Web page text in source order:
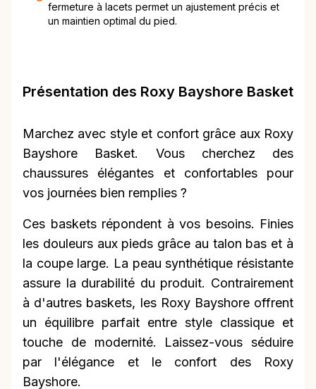
fermeture à lacets permet un ajustement précis et
un maintien optimal du pied.
Présentation des Roxy Bayshore Basket
Marchez avec style et confort grâce aux Roxy
Bayshore Basket. Vous cherchez des
chaussures élégantes et confortables pour
vos journées bien remplies ?
Ces baskets répondent à vos besoins. Finies
les douleurs aux pieds grâce au talon bas et à
la coupe large. La peau synthétique résistante
assure la durabilité du produit. Contrairement
à d'autres baskets, les Roxy Bayshore offrent
un équilibre parfait entre style classique et
touche de modernité. Laissez-vous séduire
par l'élégance et le confort des Roxy
Bayshore.